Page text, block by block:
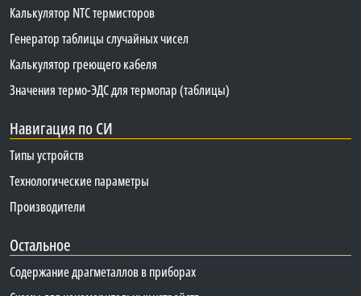
Калькулятор NTC термисторов
Генератор таблицы случайных чисел
Калькулятор греющего кабеля
Значения термо-ЭДС для термопар (таблицы)
Навигация по СИ
Типы устройств
Технологические параметры
Производители
Остальное
Содержание драгметаллов в приборах